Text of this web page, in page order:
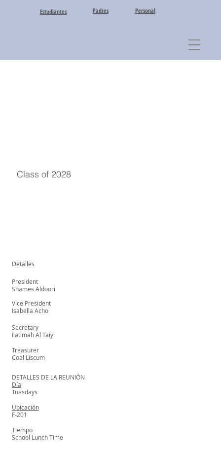
Estudiantes Padres Personal
Class of 2028
Detalles
President
Shames Aldoori
Vice President
Isabella Acho
Secretary
Fatimah Al Taiy
Treasurer
Coal Liscum
DETALLES DE LA REUNIÓN
Día
Tuesdays
Ubicación
F-201
Tiempo
School Lunch Time